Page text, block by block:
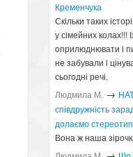
Кременчука
Скільки таких
у сімейних колах!!!
оприлюднювати і
не забували і
сьогодні речі.
Людмила М. →
співдружність
долаємо
Вона ж наша